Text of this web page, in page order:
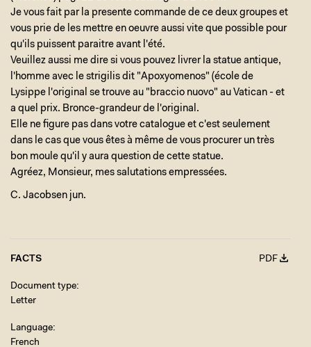
Je vous fait par la presente commande de ce deux groupes et
vous prie de les mettre en oeuvre aussi vite que possible pour
qu'ils puissent paraitre avant l'été.
Veuillez aussi me dire si vous pouvez livrer la statue antique,
l'homme avec le strigilis dit "Apoxyomenos" (école de
Lysippe l'original se trouve au "braccio nuovo" au Vatican - et
a quel prix. Bronce-grandeur de l'original.
Elle ne figure pas dans votre catalogue et c'est seulement
dans le cas que vous êtes à même de vous procurer un très
bon moule qu'il y aura question de cette statue.
Agréez, Monsieur, mes salutations empressées.
C. Jacobsen jun.
FACTS PDF
Document type
Letter
Language
French